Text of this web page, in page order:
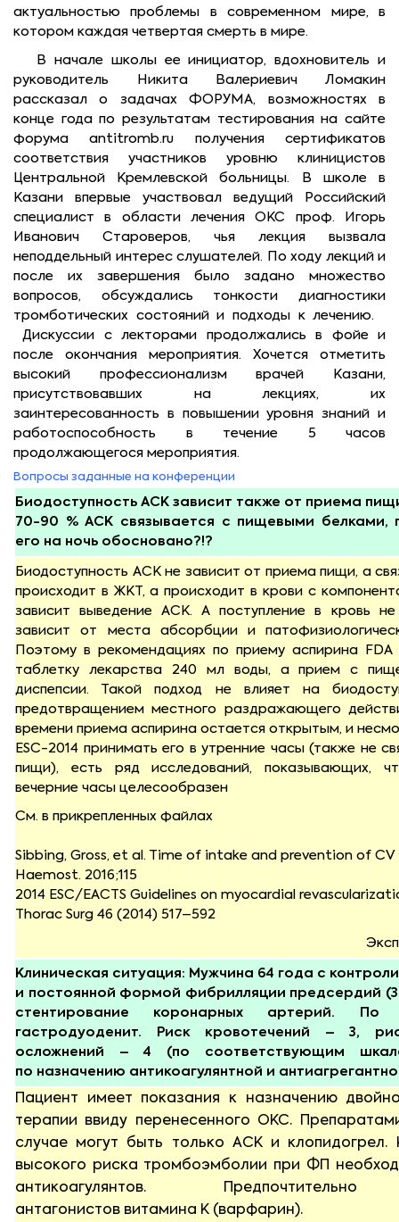
актуальностью проблемы в современном мире, в
котором каждая четвертая смерть в мире.
В начале школы ее инициатор, вдохновитель и
руководитель Никита Валериевич Ломакин
рассказал о задачах ФОРУМА, возможностях в
конце года по результатам тестирования на сайте
форума antitromb.ru получения сертификатов
соответствия участников уровню клиницистов
Центральной Кремлевской больницы. В школе в
Казани впервые участвовал ведущий Российский
специалист в области лечения ОКС проф. Игорь
Иванович Староверов, чья лекция вызвала
неподдельный интерес слушателей. По ходу лекций и
после их завершения было задано множество
вопросов, обсуждались тонкости диагностики
тромботических состояний и подходы к лечению.
Дискуссии с лекторами продолжались в фойе и
после окончания мероприятия. Хочется отметить
высокий профессионализм врачей Казани,
присутствовавших на лекциях, их
заинтересованность в повышении уровня знаний и
работоспособность в течение 5 часов
продолжающегося мероприятия.
Вопросы заданные на конференции
Биодоступность АСК зависит также от приема
70-90 % АСК связывается с пищевыми белками,
его на ночь обосновано?!?
Биодоступность АСК не зависит от приема пищи, а
происходит в ЖКТ, а происходит в крови с
зависит выведение АСК. А поступление в кровь
зависит от места абсорбции и
Поэтому в рекомендациях по приему аспирина FDA
таблетку лекарства 240 мл воды, а прием с
диспепсии. Такой подход не влияет на
предотвращением местного раздражающего
времени приема аспирина остается открытым, и
ESC-2014 принимать его в утренние часы (также не
пищи), есть ряд исследований, показывающих,
вечерние часы целесообразен
См. в прикрепленных файлах
Sibbing, Gross, et al. Time of intake and prevention of CV
Haemost. 2016;115
2014 ESC/EACTS Guidelines on myocardial
Thorac Surg 46 (2014) 517–592
Клиническая ситуация: Мужчина 64 года с
и постоянной формой фибрилляции предсердий
стентирование коронарных артерий.
гастродуоденит. Риск кровотечений – 3,
осложнений – 4 (по соответствующим
по назначению антикоагулянтной и
Пациент имеет показания к назначению
терапии ввиду перенесенного ОКС.
случае могут быть только АСК и клопидогрел.
высокого риска тромбоэмболии при ФП
антикоагулянтов. Предпочтительно
антагонистов витамина К (варфарин).